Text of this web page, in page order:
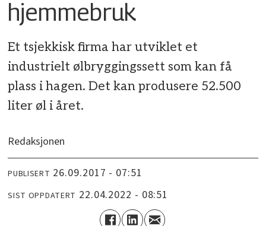
hjemmebruk
Et tsjekkisk firma har utviklet et
industrielt ølbryggingssett som kan få
plass i hagen. Det kan produsere 52.500
liter øl i året.
Redaksjonen
PUBLISERT 26.09.2017 - 07:51
SIST OPPDATERT 22.04.2022 - 08:51